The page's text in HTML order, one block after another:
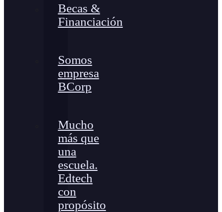
Becas &
Financiación
Somos
empresa
BCorp
Mucho
más que
una
escuela.
Edtech
con
propósito